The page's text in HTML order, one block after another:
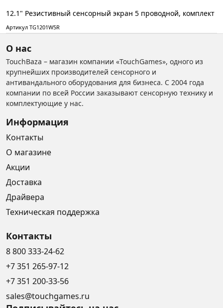
12.1" Резистивный сенсорный экран 5 проводной, комплект
Артикул TG1201W5R
О нас
TouchBaza – магазин компании «TouchGames», одного из
крупнейших производителей сенсорного и
антивандального оборудования для бизнеса. С 2004 года
компании по всей России заказывают сенсорную технику и
комплектующие у нас.
Информация
Контакты
О магазине
Акции
Доставка
Драйвера
Техническая поддержка
Контакты
8 800 333-24-62
+7 351 265-97-12
+7 351 200-33-56
sales@touchgames.ru